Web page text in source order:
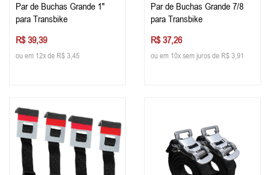
Par de Buchas Grande 1"
para Transbike
R$ 39,39
ou em 12x de R$ 3,45
Par de Buchas Grande 7/8
para Transbike
R$ 37,26
ou em 10x sem juros de R$ 3,91